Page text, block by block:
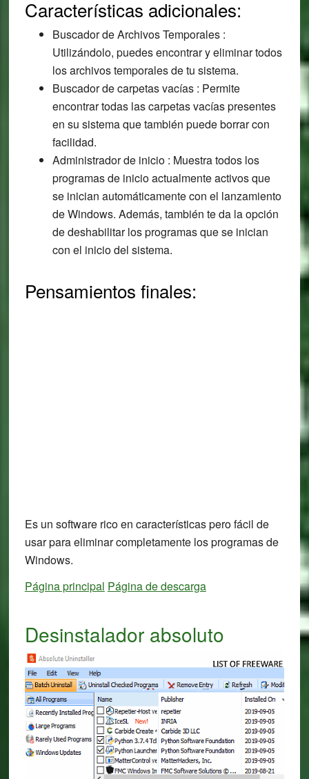
Características adicionales:
Buscador de Archivos Temporales :
Utilizándolo, puedes encontrar y eliminar todos
los archivos temporales de tu sistema.
Buscador de carpetas vacías : Permite
encontrar todas las carpetas vacías presentes
en su sistema que también puede borrar con
facilidad.
Administrador de inicio : Muestra todos los
programas de inicio actualmente activos que
se inician automáticamente con el lanzamiento
de Windows. Además, también te da la opción
de deshabilitar los programas que se inician
con el inicio del sistema.
Pensamientos finales:
Es un software rico en características pero fácil de
usar para eliminar completamente los programas de
Windows.
Página principal Página de descarga
Desinstalador absoluto